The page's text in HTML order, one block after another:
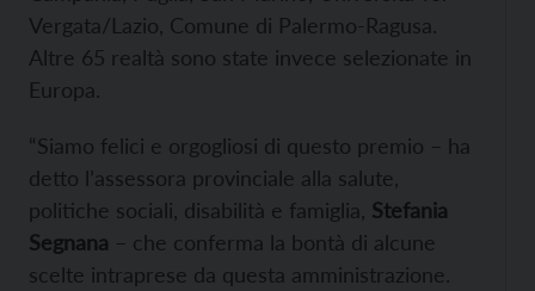
Vergata/Lazio, Comune di Palermo-Ragusa.
Altre 65 realtà sono state invece selezionate in
Europa.
“Siamo felici e orgogliosi di questo premio – ha
detto l’assessora provinciale alla salute,
politiche sociali, disabilità e famiglia, Stefania
Segnana – che conferma la bontà di alcune
scelte intraprese da questa amministrazione.